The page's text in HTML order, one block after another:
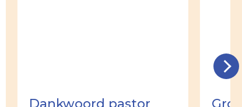
Dankwoord pastor